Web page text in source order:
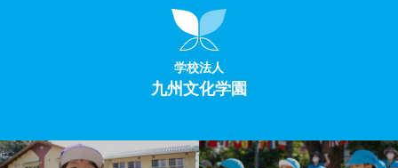
学校法人
九州文化学園